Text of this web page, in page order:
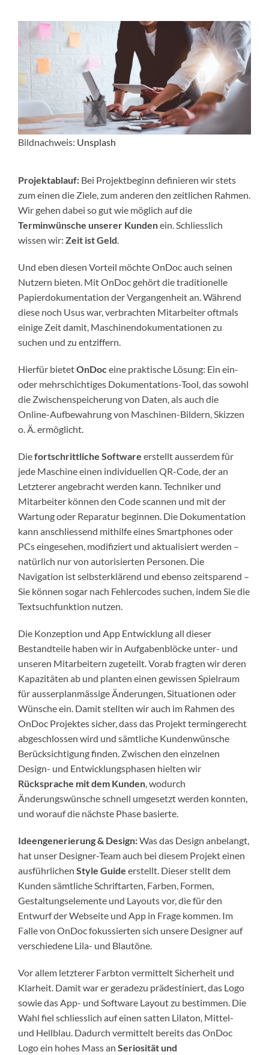
Bildnachweis: Unsplash
Projektablauf: Bei Projektbeginn definieren wir stets
zum einen die Ziele, zum anderen den zeitlichen Rahmen.
Wir gehen dabei so gut wie möglich auf die
Terminwünsche unserer Kundenein. Schliesslich
wissen wir: Zeit ist Geld.
Und eben diesen Vorteil möchte OnDoc auch seinen
Nutzern bieten. Mit OnDoc gehört die traditionelle
Papierdokumentation der Vergangenheit an. Während
diese noch Usus war, verbrachten Mitarbeiter oftmals
einige Zeit damit, Maschinendokumentationen zu
suchen und zu entziffern.
Hierfür bietetOnDoceine praktische Lösung: Ein ein-
oder mehrschichtiges Dokumentations-Tool, das sowohl
die Zwischenspeicherung von Daten, als auch die
Online-Aufbewahrung von Maschinen-Bildern, Skizzen
o. Ä. ermöglicht.
Diefortschrittliche Software erstellt ausserdem für
jede Maschine einen individuellen QR-Code, der an
Letzterer angebracht werden kann. Techniker und
Mitarbeiter können den Code scannen und mit der
Wartung oder Reparatur beginnen. Die Dokumentation
kann anschliessend mithilfe eines Smartphones oder
PCs eingesehen, modifiziert und aktualisiert werden –
natürlich nur von autorisierten Personen. Die
Navigation ist selbsterklärend und ebenso zeitsparend –
Sie können sogar nach Fehlercodes suchen, indem Sie die
Textsuchfunktion nutzen.
Die Konzeption und App Entwicklung all dieser
Bestandteile haben wir in Aufgabenblöcke unter- und
unseren Mitarbeitern zugeteilt. Vorab fragten wir deren
Kapazitäten ab und planten einen gewissen Spielraum
für ausserplanmässige Änderungen, Situationen oder
Wünsche ein. Damit stellten wir auch im Rahmen des
OnDoc Projektes sicher, dass das Projekt termingerecht
abgeschlossen wird und sämtliche Kundenwünsche
Berücksichtigung finden. Zwischen den einzelnen
Design- und Entwicklungsphasen hielten wir
Rücksprache mit dem Kunden, wodurch
Änderungswünsche schnell umgesetzt werden konnten,
und worauf die nächste Phase basierte.
Ideengenerierung & Design:Was das Design anbelangt,
hat unser Designer-Team auch bei diesem Projekt einen
ausführlichen Style Guide erstellt. Dieser stellt dem
Kunden sämtliche Schriftarten, Farben, Formen,
Gestaltungselemente und Layouts vor, die für den
Entwurf der Webseite und App in Frage kommen. Im
Falle von OnDoc fokussierten sich unsere Designer auf
verschiedene Lila- und Blautöne.
Vor allem letzterer Farbton vermittelt Sicherheit und
Klarheit. Damit war er geradezu prädestiniert, das Logo
sowie das App- und Software Layout zu bestimmen. Die
Wahl fiel schliesslich auf einen satten Lilaton, Mittel-
und Hellblau. Dadurch vermittelt bereits das OnDoc
Logo ein hohes Mass an Seriosität und